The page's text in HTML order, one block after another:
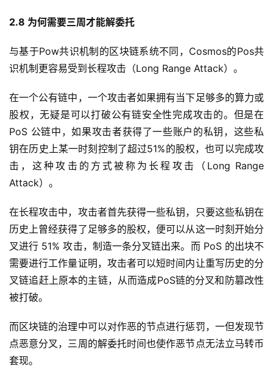
2.8 为何需要三周才能解委托
与基于Pow共识机制的区块链系统不同，Cosmos的Pos共
识机制更容易受到长程攻击（Long Range Attack）。
在一个公有链中，一个攻击者如果拥有当下足够多的算力或
股权，无疑是可以打破公有链安全性完成攻击的。但是在
PoS 公链中，如果攻击者获得了一些账户的私钥，这些私
钥在历史上某一时刻控制了超过51%的股权，也可以完成攻
击，这种攻击的方式被称为长程攻击（Long Range
Attack）。
在长程攻击中，攻击者首先获得一些私钥，只要这些私钥在
历史上曾经获得了足够多的股权，便可以从这一时刻开始分
叉进行 51% 攻击，制造一条分叉链出来。而 PoS 的出块不
需要进行工作量证明，攻击者可以短时间内让重写历史的分
叉链追赶上原本的主链，从而造成PoS链的分叉和防篡改性
被打破。
而区块链的治理中可以对作恶的节点进行惩罚，一但发现节
点恶意分叉，三周的解委托时间也使作恶节点无法立马转币
套现。